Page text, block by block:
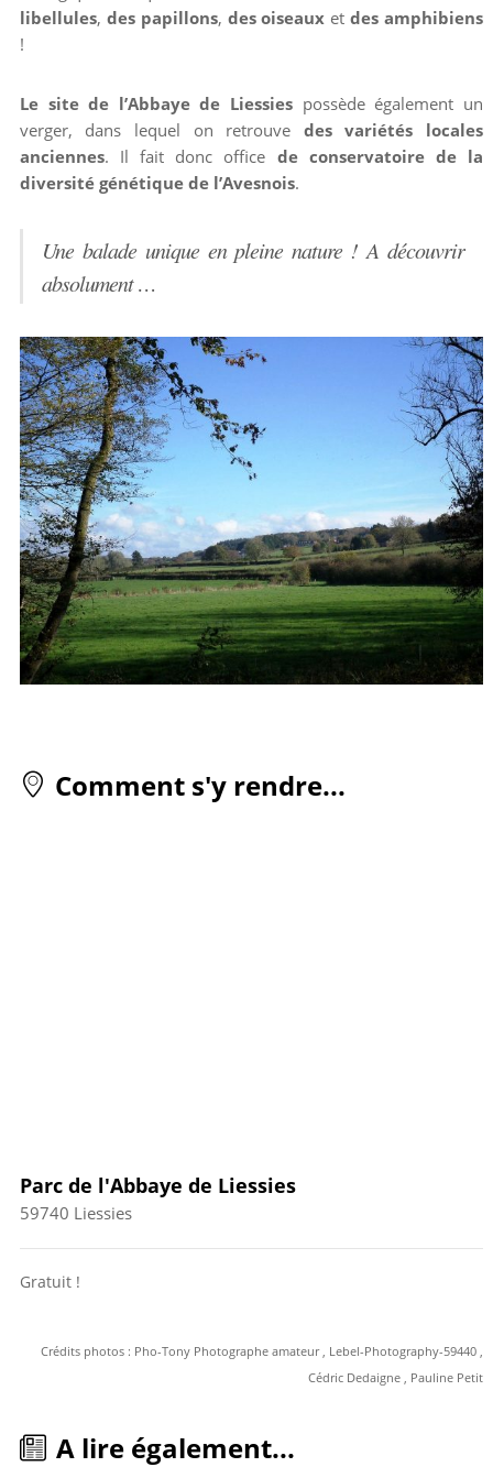
libellules, des papillons, des oiseaux etdes amphibiens
!
Le site de l’Abbaye de Liessies possède également un
verger, dans lequel on retrouve des variétés locales
anciennes. Il fait donc office de conservatoire de la
diversité génétique de l’Avesnois.
Une balade unique en pleine nature ! A découvrir
absolument …
Comment s'y rendre...
Parc de l'Abbaye de Liessies
59740 Liessies
Gratuit !
Crédits photos : Pho-Tony Photographe amateur , Lebel-Photography-59440 ,
Cédric Dedaigne , Pauline Petit
A lire également...